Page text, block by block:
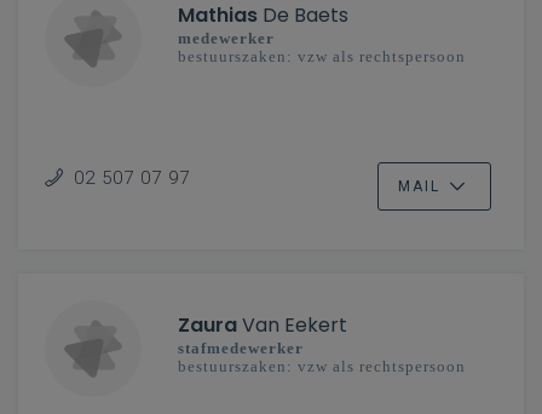
Mathias De Baets
medewerker
bestuurszaken: vzw als rechtspersoon
02 507 07 97 MAIL
ZauraVan Eekert
stafmedewerker
bestuurszaken: vzw als rechtspersoon